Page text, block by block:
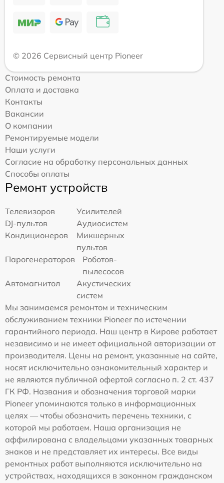
© 2026 Сервисный центр Pioneer
Стоимость ремонта
Оплата и доставка
Контакты
Вакансии
О компании
Ремонтируемые модели
Наши услуги
Согласие на обработку персональных данных
Способы оплаты
Ремонт устройств
Телевизоров
Усилителей
DJ-пультов
Аудиосистем
Кондиционеров
Микшерных
пультов
Парогенераторов
Роботов-
пылесосов
Автомагнитол
Акустических
систем
Мы занимаемся ремонтом и техническим
обслуживанием техники Pioneer по истечении
гарантийного периода. Наш центр в Кирове работает
независимо и не имеет официальной авторизации от
производителя. Цены на ремонт, указанные на сайте,
носят исключительно ознакомительный характер и
не являются публичной офертой согласно п. 2 ст. 437
ГК РФ. Названия и обозначения торговой марки
Pioneer упоминаются только в информационных
целях — чтобы обозначить перечень техники, с
которой мы работаем. Наша организация не
аффилирована с владельцами указанных товарных
знаков и не представляет их интересы. Все виды
ремонтных работ выполняются исключительно на
устройствах, находящихся в законном гражданском